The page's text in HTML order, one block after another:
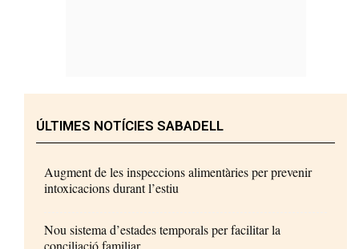
ÚLTIMES NOTÍCIES SABADELL
Augment de les inspeccions alimentàries per prevenir
intoxicacions durant l’estiu
Nou sistema d’estades temporals per facilitar la